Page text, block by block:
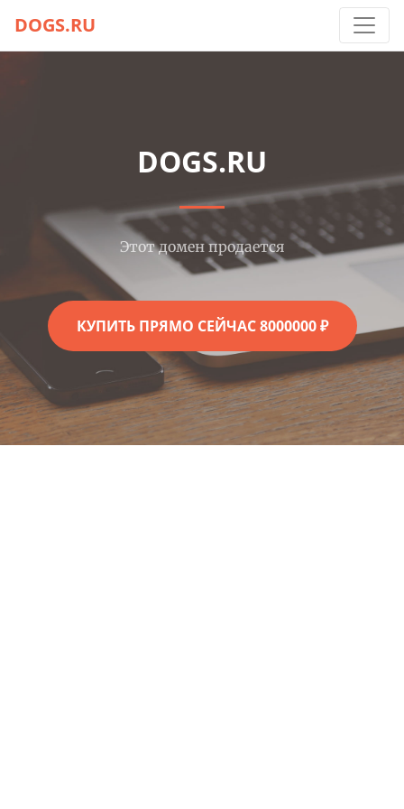
DOGS.RU
DOGS.RU
Этот домен продается
КУПИТЬ ПРЯМО СЕЙЧАС 8000000 ₽